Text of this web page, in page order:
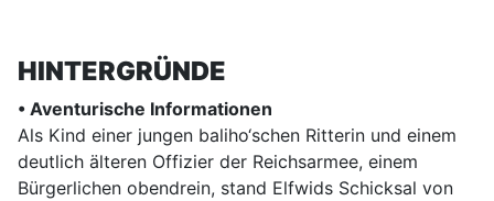
HINTERGRÜNDE
• Aventurische Informationen
Als Kind einer jungen baliho‘schen Ritterin und einem
deutlich älteren Offizier der Reichsarmee, einem
Bürgerlichen obendrein, stand Elfwids Schicksal von